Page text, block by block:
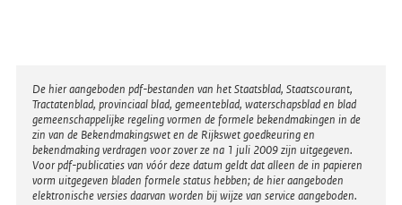
n
k
:
Disclaimer
De hier aangeboden pdf-bestanden van het Staatsblad, Staatscourant,
Tractatenblad, provinciaal blad, gemeenteblad, waterschapsblad en blad
gemeenschappelijke regeling vormen de formele bekendmakingen in de
zin van de Bekendmakingswet en de Rijkswet goedkeuring en
bekendmaking verdragen voor zover ze na 1 juli 2009 zijn uitgegeven.
Voor pdf-publicaties van vóór deze datum geldt dat alleen de in papieren
vorm uitgegeven bladen formele status hebben; de hier aangeboden
elektronische versies daarvan worden bij wijze van service aangeboden.